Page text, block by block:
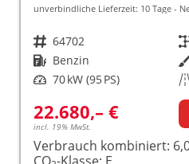
unverbindliche Lieferzeit: 10 Tage
Fahrzeugnr. 64702
Kraftstoff Benzin
Leistung 70 kW (95 PS)
22.680,– €
incl. 19% MwSt.
Verbrauch kombiniert:
CO -Klasse: E